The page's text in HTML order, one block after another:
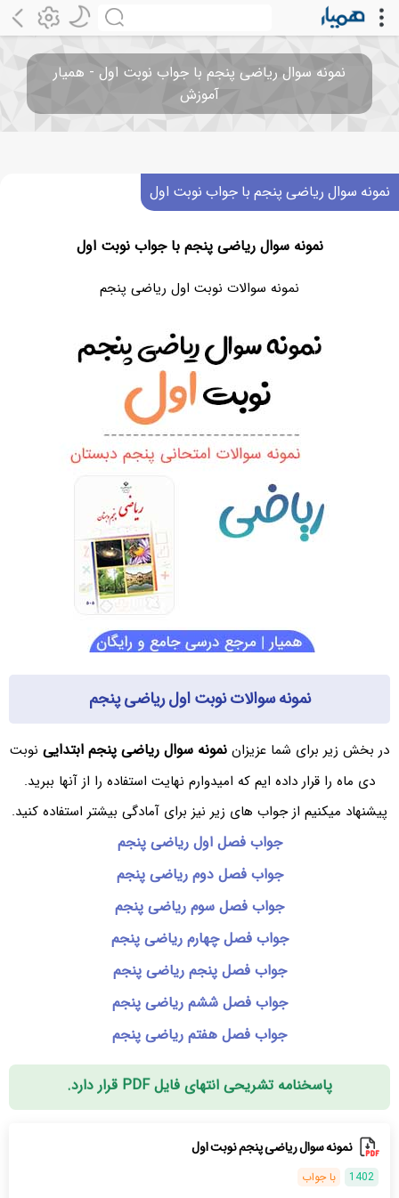
نمونه سوال ریاضی پنجم با جواب نوبت اول - همیار
آموزش
نمونه سوال ریاضی پنجم با جواب نوبت اول
نمونه سوال ریاضی پنجم با جواب نوبت اول
نمونه سوالات نوبت اول ریاضی پنجم
نمونه سوالات نوبت اول ریاضی پنجم
در بخش زیر برای شما عزیزان نمونه سوال ریاضی پنجم ابتدایی نوبت
دی ماه را قرار داده ایم که امیدوارم نهایت استفاده را از آنها ببرید.
پیشنهاد میکنیم از جواب های زیر نیز برای آمادگی بیشتر استفاده کنید.
جواب فصل اول ریاضی پنجم
جواب فصل دوم ریاضی پنجم
جواب فصل سوم ریاضی پنجم
جواب فصل چهارم ریاضی پنجم
جواب فصل پنجم ریاضی پنجم
جواب فصل ششم ریاضی پنجم
جواب فصل هفتم ریاضی پنجم
پاسخنامه تشریحی انتهای فایل PDF قرار دارد.
نمونه سوال ریاضی پنجم نوبت اول
1402 با جواب